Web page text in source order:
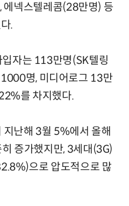
넥스텔레콤(28만명) 등
.
자는 113만명(SK텔링
명, 미디어로그 13만
를 차지했다.
지난해 3월 5%에서 올해
증가했지만, 3세대(3G)
으로 압도적으로 많